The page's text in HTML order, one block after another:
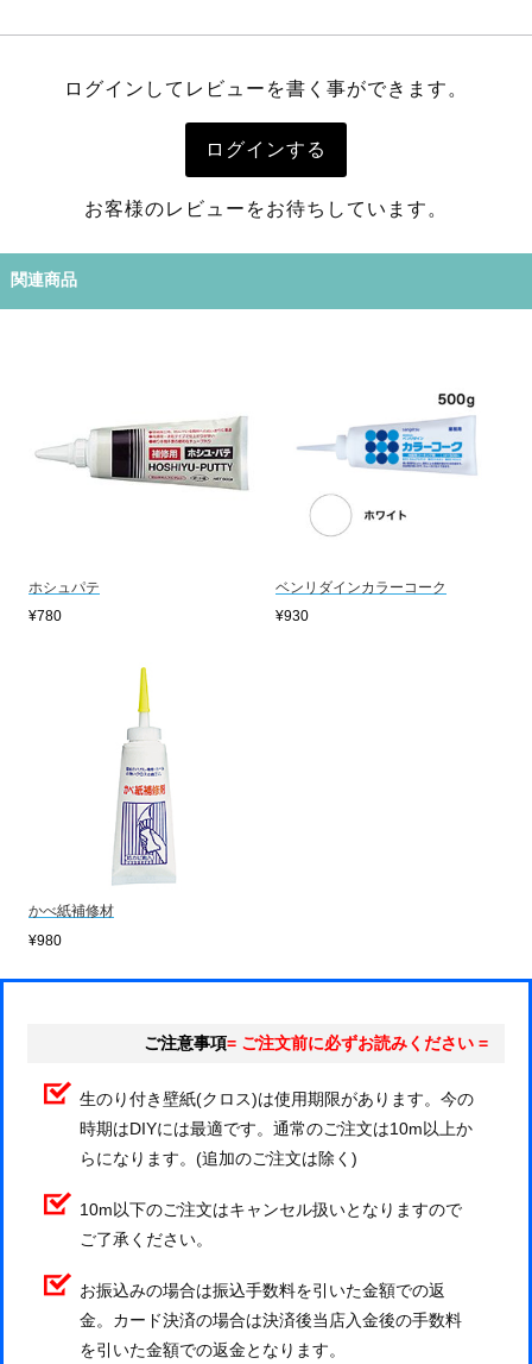
ログインしてレビューを書く事ができます。
ログインする
お客様のレビューをお待ちしています。
関連商品
ホシュパテ
¥780
ベンリダインカラーコーク
¥930
かべ紙補修材
¥980
ご注意事項= ご注文前に必ずお読みください =
生のり付き壁紙(クロス)は使用期限があります。今の
時期はDIYには最適です。通常のご注文は10m以上か
らになります。(追加のご注文は除く)
10m以下のご注文はキャンセル扱いとなりますので
ご了承ください。
お振込みの場合は振込手数料を引いた金額での返
金。カード決済の場合は決済後当店入金後の手数料
を引いた金額での返金となります。